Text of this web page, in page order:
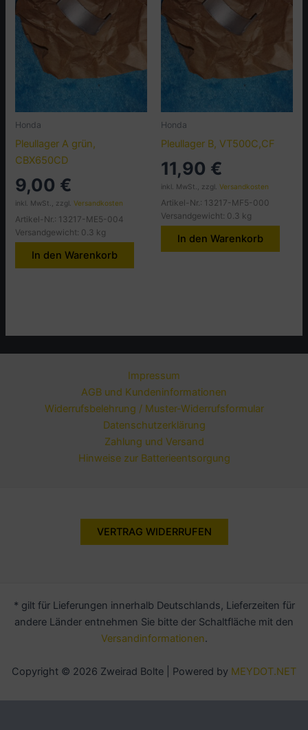
Honda
Pleullager A grün,
CBX650CD
9,00 €
inkl. MwSt., zzgl.Versandkosten
Artikel-Nr.: 13217-ME5-004
Versandgewicht: 0.3 kg
In den Warenkorb
Honda
Pleullager B, VT500C,CF
11,90 €
inkl. MwSt., zzgl. Versandkosten
Artikel-Nr.: 13217-MF5-000
Versandgewicht: 0.3 kg
In den Warenkorb
Impressum
AGB und Kundeninformationen
Widerrufsbelehrung / Muster-Widerrufsformular
Datenschutzerklärung
Zahlung und Versand
Hinweise zur Batterieentsorgung
VERTRAG WIDERRUFEN
* gilt für Lieferungen innerhalb Deutschlands, Lieferzeiten für
andere Länder entnehmen Sie bitte der Schaltfläche mit den
Versandinformationen.
Copyright © 2026 Zweirad Bolte | Powered by MEYDOT.NET